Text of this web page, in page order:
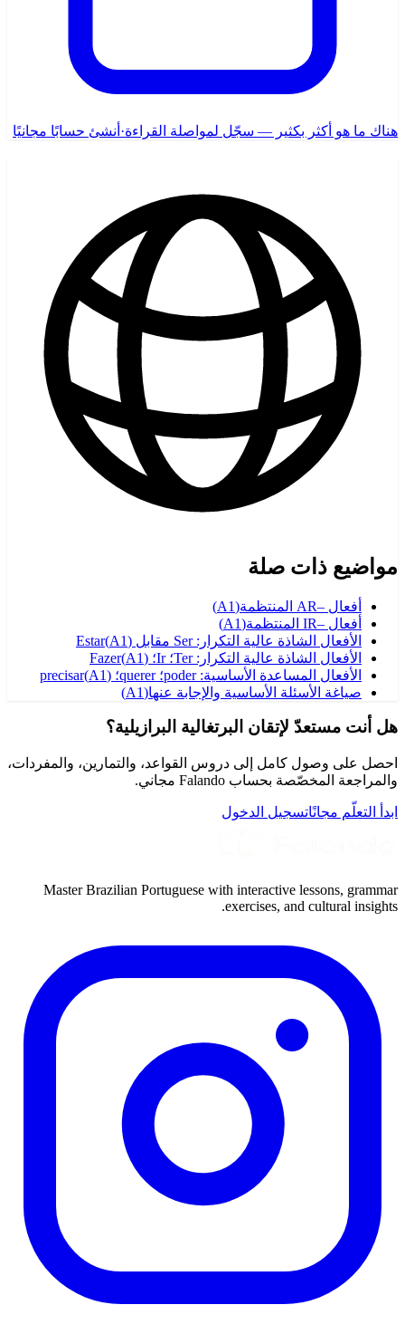
هناك ما هو أكثر بكثير — سجّل لمواصلة القراءة· أنشئ حسابًا مجانيًا
مواضيع ذات صلة
أفعال –AR المنتظمة (
A1
)
أفعال –IR المنتظمة
(
A1
)
الأفعال الشاذة عالية التكرار: Ser مقابل Estar
(A1)
الأفعال الشاذة عالية التكرار: Ter؛ Ir؛ Fazer
(A1)
الأفعال المساعدة الأساسية: poder؛ querer؛ precisar
(A1)
صياغة الأسئلة الأساسية والإجابة عنها(
A1
)
هل أنت مستعدّ لإتقان البرتغالية البرازيلية؟
احصل على وصول كامل إلى دروس القواعد، والتمارين، والمفردات،
والمراجعة المخصّصة بحساب Falando مجاني.
ابدأ التعلّم مجانًاتسجيل الدخول
Master Brazilian Portuguese with interactive lessons, grammar
exercises, and cultural insights.